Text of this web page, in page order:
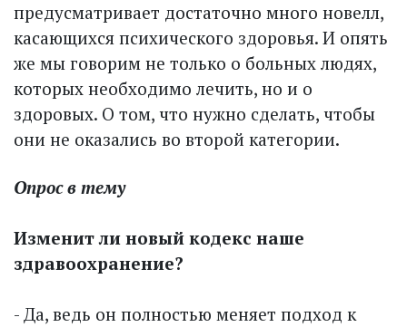
предусматривает достаточно много новелл,
касающихся психического здоровья. И опять
же мы говорим не только о больных людях,
которых необходимо лечить, но и о
здоровых. О том, что нужно сделать, чтобы
они не оказались во второй категории.
Опрос в тему
Изменит ли новый кодекс наше
здравоохранение?
- Да, ведь он полностью меняет подход к